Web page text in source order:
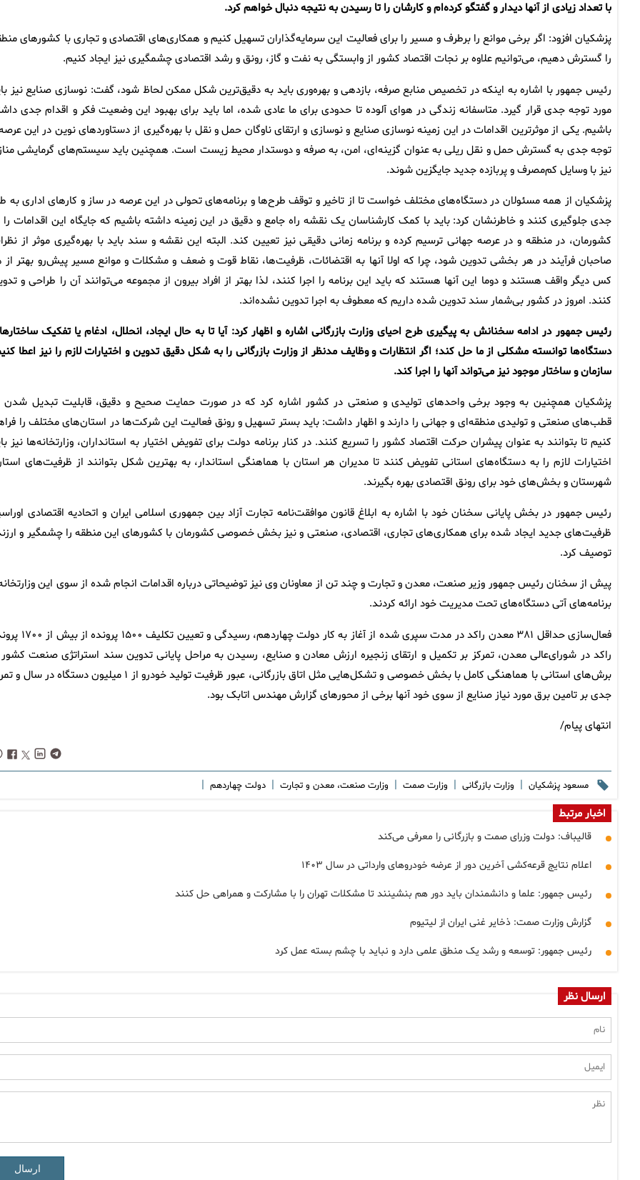
با تعداد زیادی از آنها دیدار و گفتگو کرده‌ام و کارشان را تا رسیدن به نتیجه دنبال خواهم کرد.
پزشکیان افزود: اگر برخی موانع را برطرف و مسیر را برای فعالیت این سرمایه‌گذاران تسهیل کنیم و همکاری‌های اقتصادی و تجاری با کشورهای
را گسترش دهیم، می‌توانیم علاوه بر نجات اقتصاد کشور از وابستگی به نفت و گاز، رونق و رشد اقتصادی چشمگیری نیز ایجاد کنیم.
رئیس جمهور با اشاره به اینکه در تخصیص منابع صرفه، بازدهی و بهره‌وری باید به دقیق‌ترین شکل ممکن لحاظ شود، گفت: نوسازی صنایع نیز
مورد توجه جدی قرار گیرد. متاسفانه زندگی در هوای آلوده تا حدودی برای ما عادی شده، اما باید برای بهبود این وضعیت فکر و اقدام جدی
باشیم. یکی از موثرترین اقدامات در این زمینه نوسازی صنایع و نوسازی و ارتقای ناوگان حمل و نقل با بهره‌گیری از دستاوردهای نوین در این
توجه جدی به گسترش حمل و نقل ریلی به عنوان گزینه‌ای، امن، به صرفه و دوستدار محیط زیست است. همچنین باید سیستم‌های گرمایشی
نیز با وسایل کم‌مصرف و پربازده جدید جایگزین شوند.
پزشکیان از همه مسئولان در دستگاه‌های مختلف خواست تا از تاخیر و توقف طرح‌ها و برنامه‌های تحولی در این عرصه در ساز و کارهای اداری به
جدی جلوگیری کنند و خاطرنشان کرد: باید با کمک کارشناسان یک نقشه راه جامع و دقیق در این زمینه داشته باشیم که جایگاه این اقدامات را
کشورمان، در منطقه و در عرصه جهانی ترسیم کرده و برنامه زمانی دقیقی نیز تعیین کند. البته این نقشه و سند باید با بهره‌گیری موثر از
صاحبان فرآیند در هر بخشی تدوین شود، چرا که اولا آنها به اقتضائات، ظرفیت‌ها، نقاط قوت و ضعف و مشکلات و موانع مسیر پیش‌رو بهتر از
کس دیگر واقف هستند و دوما این آنها هستند که باید این برنامه را اجرا کنند، لذا بهتر از افراد بیرون از مجموعه می‌توانند آن را طراحی و
کنند. امروز در کشور بی‌شمار سند تدوین شده داریم که معطوف به اجرا تدوین نشده‌اند.
رئیس جمهور در ادامه سخنانش به پیگیری طرح احیای وزارت بازرگانی اشاره و اظهار کرد: آیا تا به حال ایجاد، انحلال، ادغام یا تفکیک
دستگاه‌ها توانسته مشکلی از ما حل کند؛ اگر انتظارات و وظایف مدنظر از وزارت بازرگانی را به شکل دقیق تدوین و اختیارات لازم را نیز اعطا
سازمان و ساختار موجود نیز می‌تواند آنها را اجرا کند.
پزشکیان همچنین به وجود برخی واحدهای تولیدی و صنعتی در کشور اشاره کرد که در صورت حمایت صحیح و دقیق، قابلیت تبدیل شدن
قطب‌های صنعتی و تولیدی منطقه‌ای و جهانی را دارند و اظهار داشت: باید بستر تسهیل و رونق فعالیت این شرکت‌ها در استان‌های مختلف را
کنیم تا بتوانند به عنوان پیشران حرکت اقتصاد کشور را تسریع کنند. در کنار برنامه دولت برای تفویض اختیار به استانداران، وزارتخانه‌ها نیز
اختیارات لازم را به دستگاه‌های استانی تفویض کنند تا مدیران هر استان با هماهنگی استاندار، به بهترین شکل بتوانند از ظرفیت‌های
شهرستان و بخش‌های خود برای رونق اقتصادی بهره بگیرند.
رئیس جمهور در بخش پایانی سخنان خود با اشاره به ابلاغ قانون موافقت‌نامه تجارت آزاد بین جمهوری اسلامی ایران و اتحادیه اقتصادی
ظرفیت‌های جدید ایجاد شده برای همکاری‌های تجاری، اقتصادی، صنعتی و نیز بخش خصوصی کشورمان با کشورهای این منطقه را چشمگیر و
توصیف کرد.
پیش از سخنان رئیس جمهور وزیر صنعت، معدن و تجارت و چند تن از معاونان وی نیز توضیحاتی درباره اقدامات انجام شده از سوی این
برنامه‌های آتی دستگاه‌های تحت مدیریت خود ارائه کردند.
فعال‌سازی حداقل ۳۸۱ معدن راکد در مدت سپری شده از آغاز به کار دولت
راکد در شورای‌عالی معدن، تمرکز بر تکمیل و ارتقای زنجیره ارزش معادن و صنایع، رسیدن به مراحل پایانی تدوین سند استراتژی صنعت کشور
برش‌های استانی با هماهنگی کامل با بخش خصوصی و تشکل‌هایی مثل اتاق بازرگانی، عبور ظرفیت تولید خودرو از ۱ میلیون دستگاه در
جدی بر تامین برق مورد نیاز صنایع از سوی خود آنها برخی از محورهای گزارش مهندس اتابک بود.
انتهای پیام/
مسعود پزشکیان | وزارت بازرگانی | وزارت صمت | وزارت صنعت، معدن و تجارت | دولت چهاردهم |
اخبار مرتبط
قالیباف: دولت وزرای صمت و بازرگانی را معرفی می‌کند
اعلام نتایج قرعه‌کشی آخرین دور از عرضه خودروهای وارداتی در سال ١۴٠٣
رئیس جمهور: علما و دانشمندان باید دور هم بنشینند تا مشکلات تهران را با مشارکت و همراهی حل کنند
گزارش وزارت صمت: ذخایر غنی ایران از لیتیوم
رئیس جمهور: توسعه و رشد یک منطق علمی دارد و نباید با چشم بسته عمل کرد
ارسال نظر
ارسال